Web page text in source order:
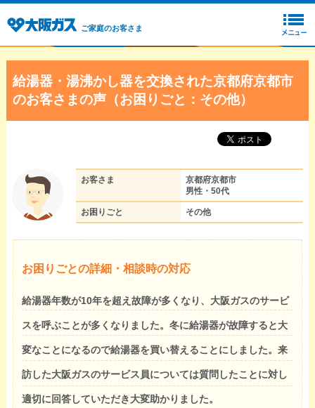
ご家庭のお客さま
給湯器・湯沸かし器を交換された京都府京都市
のお客さまの声（お困りごと：その他）
お客さま
京都府京都市
男性・50代
お困りごと その他
お困りごとの詳細・相談時の対応
給湯器年数が10年を超え故障が多くなり、大阪ガスのサービ
スを呼ぶことが多くなりました。冬に給湯器が故障すると大
変なことになるので給湯器を買い替えることにしました。来
訪した大阪ガスのサービス員については質問したことに対し
適切に回答していただき大変助かりました。